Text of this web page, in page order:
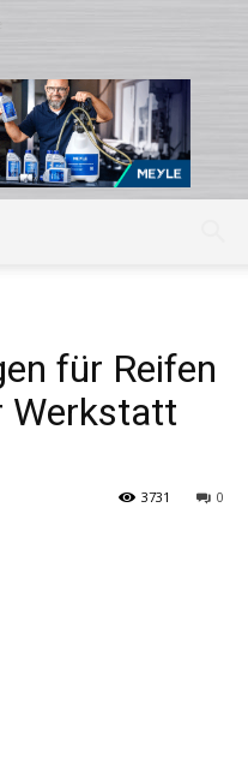
für Reifen
Werkstatt
0
3731